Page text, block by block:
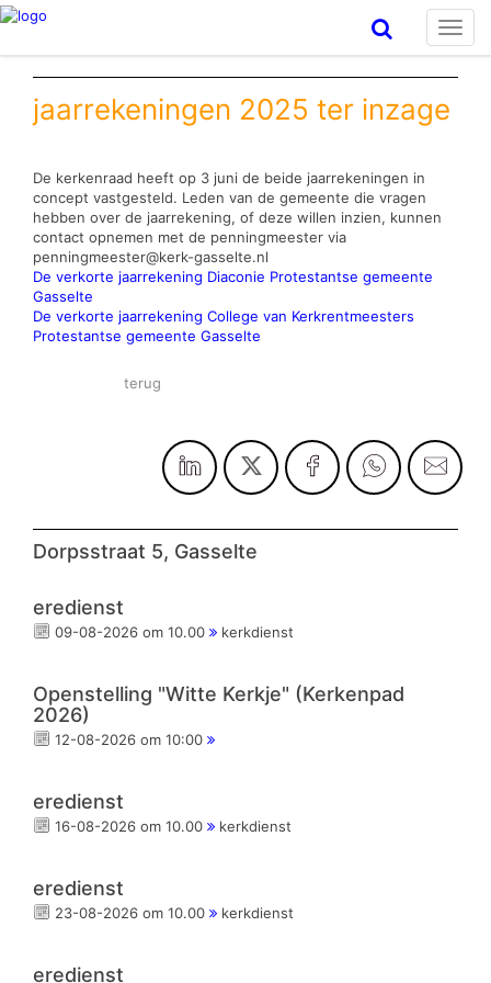
jaarrekeningen 2025 ter inzage
De kerkenraad heeft op 3 juni de beide jaarrekeningen in
concept vastgesteld. Leden van de gemeente die vragen
hebben over de jaarrekening, of deze willen inzien, kunnen
contact opnemen met de penningmeester via
penningmeester@kerk-gasselte.nl
De verkorte jaarrekening Diaconie Protestantse gemeente
Gasselte
De verkorte jaarrekening College van Kerkrentmeesters
Protestantse gemeente Gasselte
terug
Dorpsstraat 5, Gasselte
eredienst
09-08-2026 om 10.00 kerkdienst
Openstelling "Witte Kerkje" (Kerkenpad
2026)
12-08-2026 om 10:00
eredienst
16-08-2026 om 10.00 kerkdienst
eredienst
23-08-2026 om 10.00 kerkdienst
eredienst